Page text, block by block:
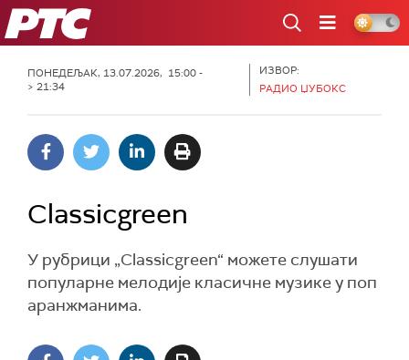
РТС
ПОНЕДЕЉАК, 13.07.2026, 15:00 -
> 21:34
ИЗВОР:
РАДИО ЏУБОКС
Classicgreen
У рубрици „Classicgreen“ можете слушати
популарне мелодије класичне музике у поп
аранжманима.